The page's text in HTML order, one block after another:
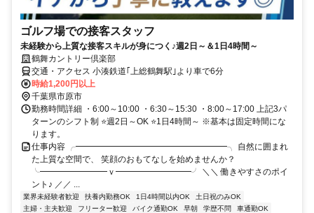
ゴルフ場での接客スタッフ
未経験から上質な接客スキルが身につく♪週2日～＆1日4時間～
鶴舞カントリー倶楽部
交通・アクセス 小湊鉄道｢上総鶴舞駅｣より車で6分
時給1,200円以上
千葉県市原市
勤務時間詳細 ・6:00～10:00 ・6:30～15:30 ・8:00～17:00 上記3パ
ターンのシフト制 ⭐週2日～OK ⭐1日4時間～ ※基本は固定時間にな
ります。
仕事内容 ╭━━━━━━━━━━━━━━━━━━╮ 自然に囲まれ
た上質な空間で、 笑顔のおもてなしを始めませんか？
╰━━━━━━━━ｖ━━━━━━━━━╯ ＼＼ 働きやすさのポイ
ント♪ ／／ ...
業界未経験者歓迎 扶養内勤務OK 1日4時間以内OK
土日祝のみOK
主婦・主夫歓迎
フリーター歓迎 バイク通勤OK 早朝 学歴不問
車通勤OK